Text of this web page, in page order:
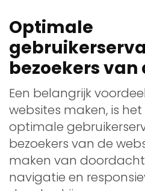
Optimale
bezoekers van
Een belangrijk
websites maken, is
optimale
bezoekers van de
maken van
navigatie en